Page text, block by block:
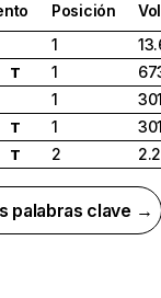
Posición
1
T 1
1
T 1
T 2
palabras clave →